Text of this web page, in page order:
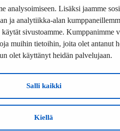
analysoimiseen. Lisäksi jaamme
ja analytiikka-alan
sivustoamme. Kumppanimme
muihin tietoihin, joita olet antanut
olet käyttänyt heidän palvelujaan.
Salli kaikki
Kiellä